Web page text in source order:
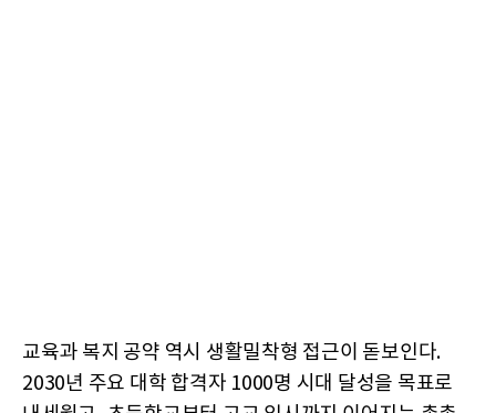
교육과 복지 공약 역시 생활밀착형 접근이 돋보인다.
2030년 주요 대학 합격자 1000명 시대 달성을 목표로